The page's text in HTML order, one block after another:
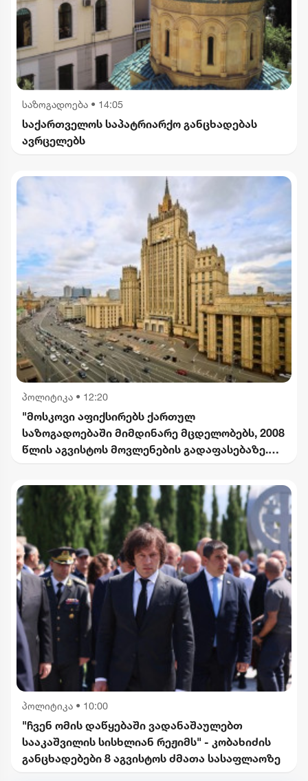
საზოგადოება • 14:05
საქართველოს საპატრიარქო განცხადებას
ავრცელებს
პოლიტიკა • 12:20
"მოსკოვი აფიქსირებს ქართულ
საზოგადოებაში მიმდინარე მცდელობებს, 2008
წლის აგვისტოს მოვლენების გადაფასებაზე.
განცხადებებს შერიგების აუცილებლობაზე" -
რუსეთის საგარეო უწყება
პოლიტიკა • 10:00
"ჩვენ ომის დაწყებაში ვადანაშაულებთ
სააკაშვილის სისხლიან რეჟიმს" - კობახიძის
განცხადებები 8 აგვისტოს ძმათა სასაფლაოზე